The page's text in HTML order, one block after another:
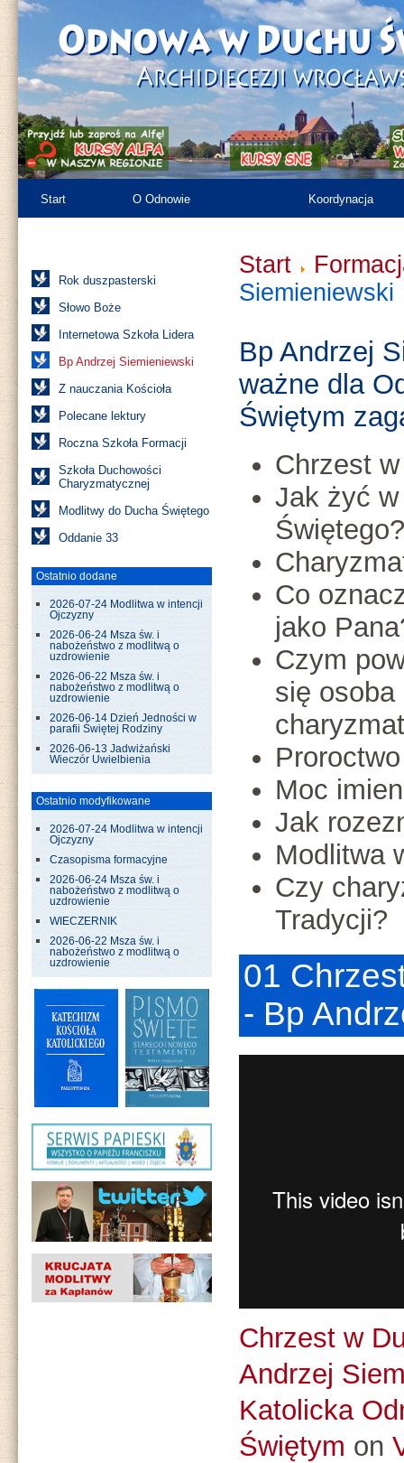
Start O Odnowie Koordynacja
Rok duszpasterski
Słowo Boże
Internetowa Szkoła Lidera
Bp Andrzej Siemieniewski
Z nauczania Kościoła
Polecane lektury
Roczna Szkoła Formacji
Szkoła Duchowości
Charyzmatycznej
Modlitwy do Ducha Świętego
Oddanie 33
Ostatnio dodane
2026-07-24 Modlitwa w intencji
Ojczyzny
2026-06-24 Msza św. i
nabożeństwo z modlitwą o
uzdrowienie
2026-06-22 Msza św. i
nabożeństwo z modlitwą o
uzdrowienie
2026-06-14 Dzień Jedności w
parafii Świętej Rodziny
2026-06-13 Jadwiżański
Wieczór Uwielbienia
Ostatnio modyfikowane
2026-07-24 Modlitwa w intencji
Ojczyzny
Czasopisma formacyjne
2026-06-24 Msza św. i
nabożeństwo z modlitwą o
uzdrowienie
WIECZERNIK
2026-06-22 Msza św. i
nabożeństwo z modlitwą o
uzdrowienie
Start
Siemieniewski
Bp Andrzej
ważne dla
Świętym
Chrzest
Jak żyć
Świętego?
Co
jako
Czym
się osoba
Proroctwo
Moc
Jak
Modlitwa
Czy
Tradycji?
01
- Bp
Chrzest w
Andrzej
Katolicka
Świętym on